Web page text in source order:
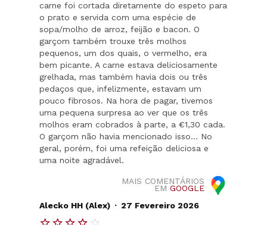
carne foi cortada diretamente do espeto para
o prato e servida com uma espécie de
sopa/molho de arroz, feijão e bacon. O
garçom também trouxe três molhos
pequenos, um dos quais, o vermelho, era
bem picante. A carne estava deliciosamente
grelhada, mas também havia dois ou três
pedaços que, infelizmente, estavam um
pouco fibrosos. Na hora de pagar, tivemos
uma pequena surpresa ao ver que os três
molhos eram cobrados à parte, a €1,30 cada.
O garçom não havia mencionado isso... No
geral, porém, foi uma refeição deliciosa e
uma noite agradável.
MAIS COMENTÁRIOS
EM GOOGLE
Alecko HH (Alex) . 27 Fevereiro 2026